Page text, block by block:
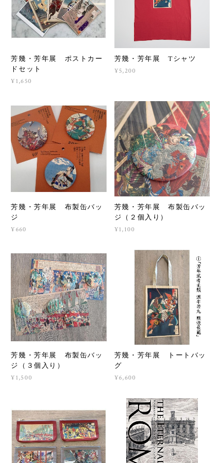
芳幾・芳年展 ポストカー
ドセット
芳幾・芳年展 Tシャツ
芳幾・芳年展 布製缶バッ
ジ
芳幾・芳年展 布製缶バッ
ジ（２個入り）
芳幾・芳年展 布製缶バッ
ジ（３個入り）
芳幾・芳年展 トートバッ
グ